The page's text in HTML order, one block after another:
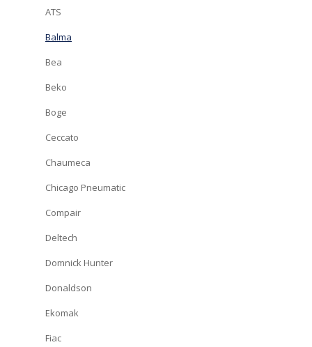
ATS
Balma
Bea
Beko
Boge
Ceccato
Chaumeca
Chicago Pneumatic
Compair
Deltech
Domnick Hunter
Donaldson
Ekomak
Fiac